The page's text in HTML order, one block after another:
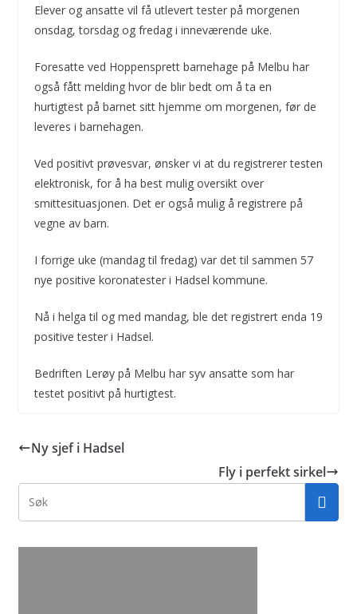
Elever og ansatte vil få utlevert tester på morgenen
onsdag, torsdag og fredag i inneværende uke.
Foresatte ved Hoppensprett barnehage på Melbu har
også fått melding hvor de blir bedt om å ta en
hurtigtest på barnet sitt hjemme om morgenen, før de
leveres i barnehagen.
Ved positivt prøvesvar, ønsker vi at du registrerer testen
elektronisk, for å ha best mulig oversikt over
smittesituasjonen. Det er også mulig å registrere på
vegne av barn.
I forrige uke (mandag til fredag) var det til sammen 57
nye positive koronatester i Hadsel kommune.
Nå i helga til og med mandag, ble det registrert enda 19
positive tester i Hadsel.
Bedriften Lerøy på Melbu har syv ansatte som har
testet positivt på hurtigtest.
Ny sjef i Hadsel
Fly i perfekt sirkel